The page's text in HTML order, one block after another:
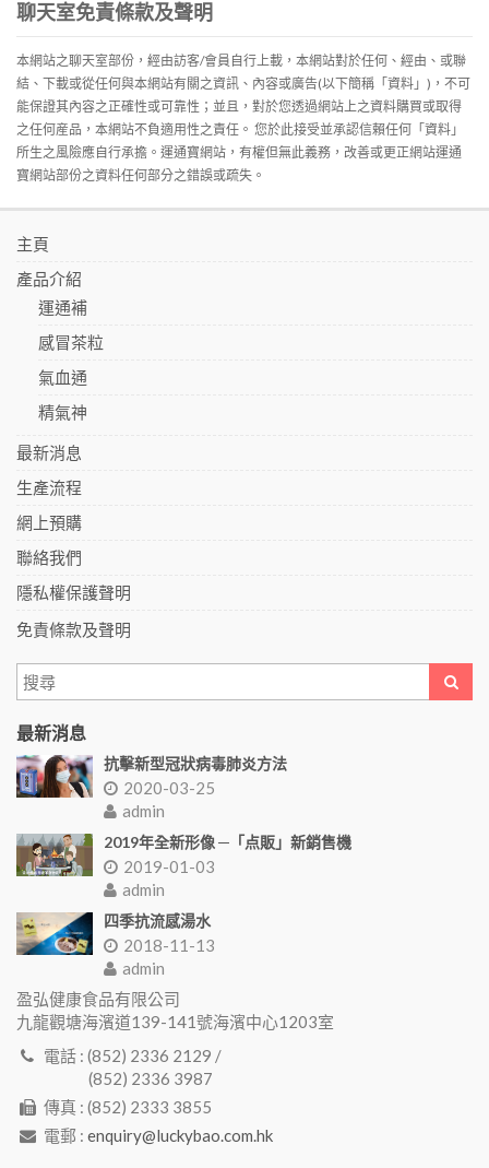
聊天室免責條款及聲明
本網站之聊天室部份，經由訪客/會員自行上載，本網站對於任何、經由、或聯
結、下載或從任何與本網站有關之資訊、內容或廣告(以下簡稱「資料」)，不可
能保證其內容之正確性或可靠性；並且，對於您透過網站上之資料購買或取得
之任何産品，本網站不負適用性之責任。 您於此接受並承認信賴任何「資料」
所生之風險應自行承擔。運通寶網站，有權但無此義務，改善或更正網站運通
寶網站部份之資料任何部分之錯誤或疏失。
主頁
產品介紹
運通補
感冒茶粒
氣血通
精氣神
最新消息
生產流程
網上預購
聯絡我們
隱私權保護聲明
免責條款及聲明
最新消息
抗擊新型冠狀病毒肺炎方法
2020-03-25
admin
2019年全新形像 ─「点販」新銷售機
2019-01-03
admin
四季抗流感湯水
2018-11-13
admin
盈弘健康食品有限公司
九龍觀塘海濱道139-141號海濱中心1203室
電話 : (852) 2336 2129 /
(852) 2336 3987
傳真 : (852) 2333 3855
電郵 : enquiry@luckybao.com.hk